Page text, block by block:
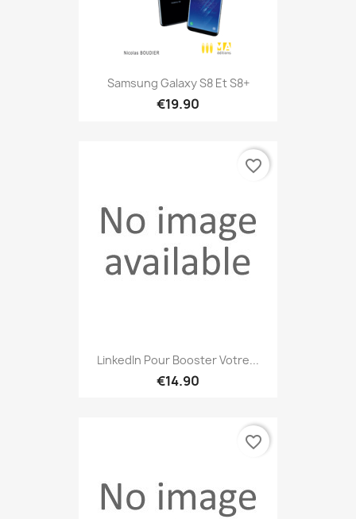
Samsung Galaxy S8 Et S8+
€19.90
LinkedIn Pour Booster Votre...
€14.90
favorite_border
favorite_border